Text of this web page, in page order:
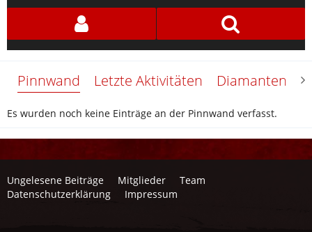
Pinnwand Letzte Aktivitäten Diamanten
Es wurden noch keine Einträge an der Pinnwand verfasst.
Ungelesene Beiträge Mitglieder
Team
Datenschutzerklärung
Impressum